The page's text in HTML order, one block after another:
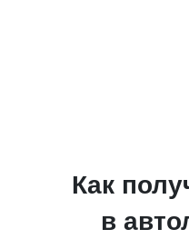
Как
в